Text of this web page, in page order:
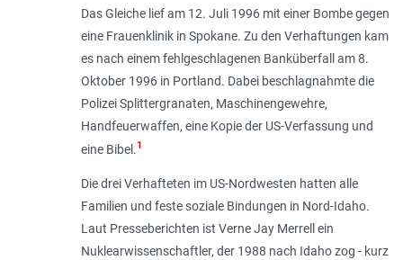
Das Gleiche lief am 12. Juli 1996 mit einer Bombe gegen
eine Frauenklinik in Spokane. Zu den Verhaftungen kam
es nach einem fehlgeschlagenen Banküberfall am 8.
Oktober 1996 in Portland. Dabei beschlagnahmte die
Polizei Splittergranaten, Maschinengewehre,
Handfeuerwaffen, eine Kopie der US-Verfassung und
eine Bibel.1
Die drei Verhafteten im US-Nordwesten hatten alle
Familien und feste soziale Bindungen in Nord-Idaho.
Laut Presseberichten ist Verne Jay Merrell ein
Nuklearwissenschaftler, der 1988 nach Idaho zog - kurz